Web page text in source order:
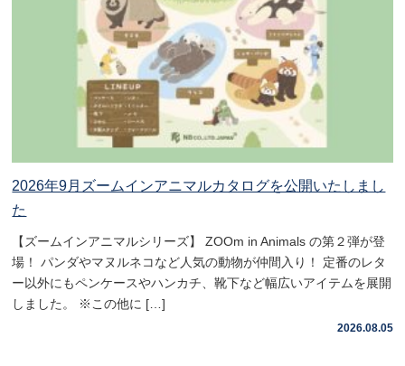
2026年9月ズームインアニマルカタログを公開いたしまし
た
【ズームインアニマルシリーズ】 ZOOm in Animals の第２弾が登
場！ パンダやマヌルネコなど人気の動物が仲間入り！ 定番のレタ
ー以外にもペンケースやハンカチ、靴下など幅広いアイテムを展開
しました。 ※この他に […]
2026.08.05